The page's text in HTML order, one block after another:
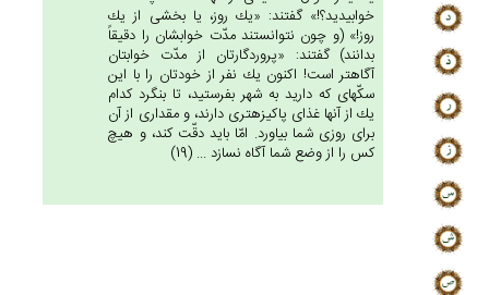
خوابيديد؟!» گفتند: «يك روز، يا بخشى از يك
روز!» (و چون نتوانستند مدّت خوابشان را دقيقاً
بدانند) گفتند: «پروردگارتان از مدّت خوابتان
آگاهتر است! اكنون يك نفر از خودتان را با اين
سكّه‏اى كه داريد به شهر بفرستيد، تا بنگرد كدام
يك از آنها غذاى پاكيزه‏ترى دارند، و مقدارى از آن
براى روزى شما بياورد. امّا بايد دقّت كند، و هيچ
كس را از وضع شما آگاه نسازد ... (19)